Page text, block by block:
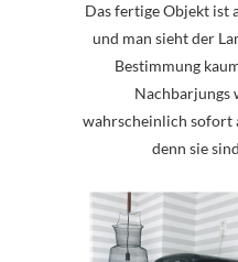
Das fertige Objekt ist
und man sieht der
Bestimmung
Nachbarjungs
wahrscheinlich sofort
denn sie